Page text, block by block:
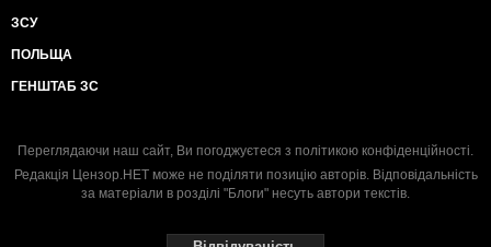
ЗСУ
ПОЛЬЩА
ГЕНШТАБ ЗС
Переглядаючи наш сайт, Ви погоджуєтеся з політикою конфіденційності.
Редакція Цензор.НЕТ може не поділяти позицію авторів. Відповідальність
за матеріали в розділі "Блоги" несуть автори текстів.